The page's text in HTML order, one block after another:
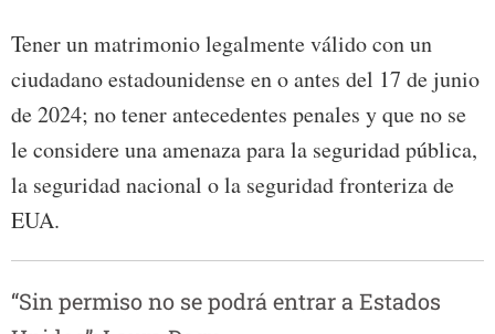
Tener un matrimonio legalmente válido con un
ciudadano estadounidense en o antes del 17 de junio
de 2024; no tener antecedentes penales y que no se
le considere una amenaza para la seguridad pública,
la seguridad nacional o la seguridad fronteriza de
EUA.
“Sin permiso no se podrá entrar a Estados